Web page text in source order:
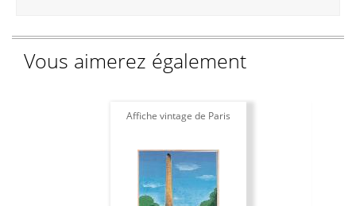
Vous aimerez également
Affiche vintage de Paris